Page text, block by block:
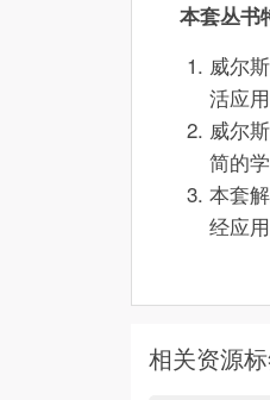
本套丛书
威尔
活应
威尔
简的
本套
经应
相关资源